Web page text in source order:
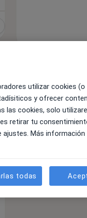
utilizar cookies (o
y ofrecer
las cookies, solo
retirar tu
Más información
todas